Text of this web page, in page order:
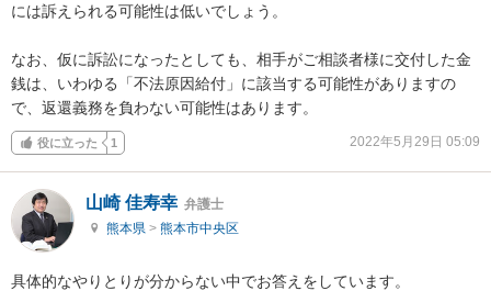
には訴えられる可能性は低いでしょう。
なお、仮に訴訟になったとしても、相手がご相談者様に交付した金
銭は、いわゆる「不法原因給付」に該当する可能性がありますの
で、返還義務を負わない可能性はあります。
役に立った 1 2022年5月29日 05:09
山崎 佳寿幸 弁護士
熊本県 > 熊本市中央区
具体的なやりとりが分からない中でお答えをしています。